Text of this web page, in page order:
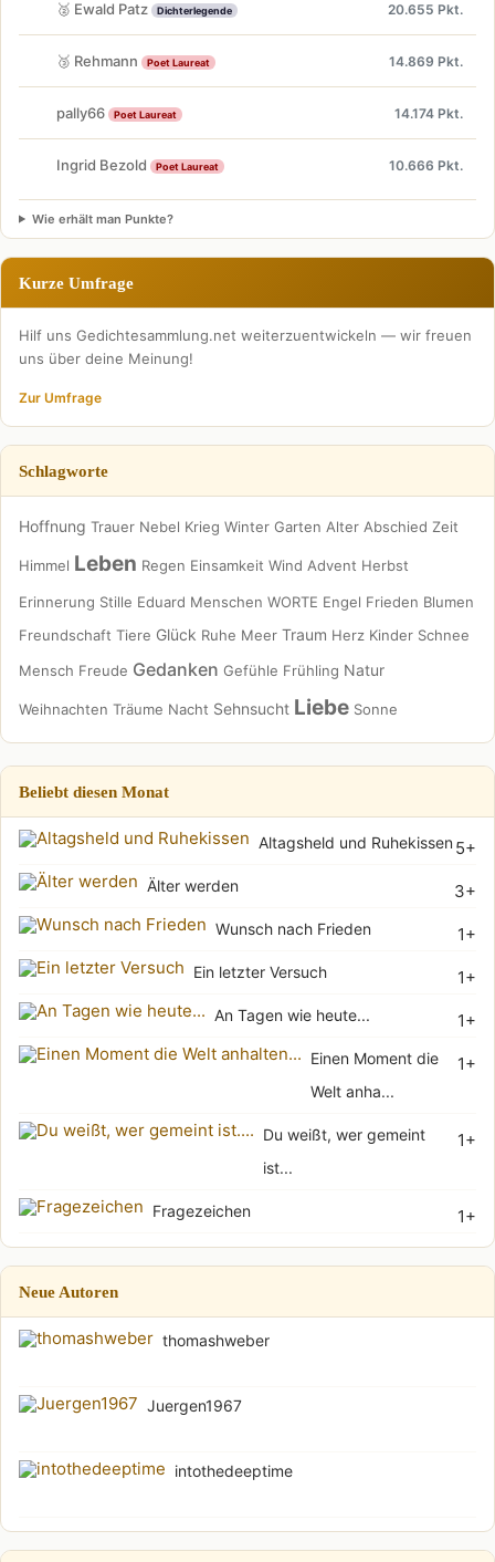
🥈 Ewald Patz Dichterlegende 20.655 Pkt.
🥉 Rehmann Poet Laureat 14.869 Pkt.
pally66 Poet Laureat 14.174 Pkt.
Ingrid Bezold Poet Laureat 10.666 Pkt.
Wie erhält man Punkte?
Kurze Umfrage
Hilf uns Gedichtesammlung.net weiterzuentwickeln — wir freuen
uns über deine Meinung!
Zur Umfrage
Schlagworte
Hoffnung Trauer Nebel Krieg Winter Garten Alter Abschied Zeit
Himmel Leben Regen Einsamkeit Wind Advent Herbst
Erinnerung Stille Eduard Menschen WORTE Engel Frieden Blumen
Freundschaft Tiere Glück Ruhe Meer Traum Herz Kinder Schnee
Mensch Freude Gedanken Gefühle Frühling Natur
Weihnachten Träume Nacht Sehnsucht Liebe Sonne
Beliebt diesen Monat
5+
Altagsheld und Ruhekissen
3+
Älter werden
1+
Wunsch nach Frieden
1+
Ein letzter Versuch
1+
An Tagen wie heute...
1+
Einen Moment die
Welt anha...
1+
Du weißt, wer gemeint
ist...
1+
Fragezeichen
Neue Autoren
thomashweber
Juergen1967
intothedeeptime